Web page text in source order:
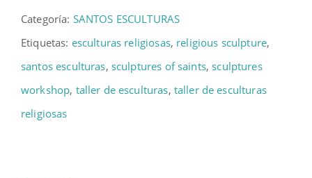
Categoría: SANTOS ESCULTURAS
Etiquetas: esculturas religiosas, religious sculpture,
santos esculturas, sculptures of saints,sculptures
workshop, taller de esculturas, taller de esculturas
religiosas